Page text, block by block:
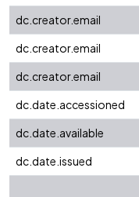
dc.creator.email
dc.creator.email
dc.creator.email
dc.date.accessioned
dc.date.available
dc.date.issued